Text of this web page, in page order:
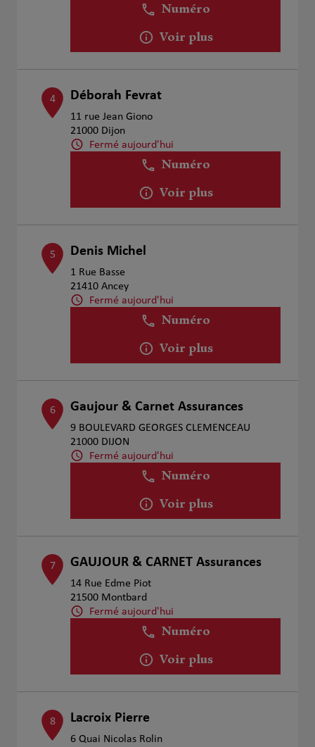
Numéro
Voir plus
4 Déborah Fevrat
11 rue Jean Giono
21000 Dijon
Fermé aujourd'hui
Numéro
Voir plus
5 Denis Michel
1 Rue Basse
21410 Ancey
Fermé aujourd'hui
Numéro
Voir plus
6 Gaujour & Carnet Assurances
9 BOULEVARD GEORGES CLEMENCEAU
21000 DIJON
Fermé aujourd'hui
Numéro
Voir plus
7 GAUJOUR & CARNET Assurances
14 Rue Edme Piot
21500 Montbard
Fermé aujourd'hui
Numéro
Voir plus
8 Lacroix Pierre
6 Quai Nicolas Rolin